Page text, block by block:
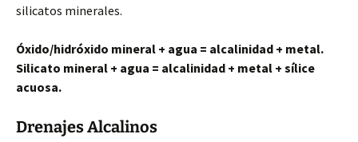
silicatos minerales.
Óxido/hidróxido mineral + agua = alcalinidad + metal.
Silicato mineral + agua = alcalinidad + metal + sílice
acuosa.
Drenajes Alcalinos